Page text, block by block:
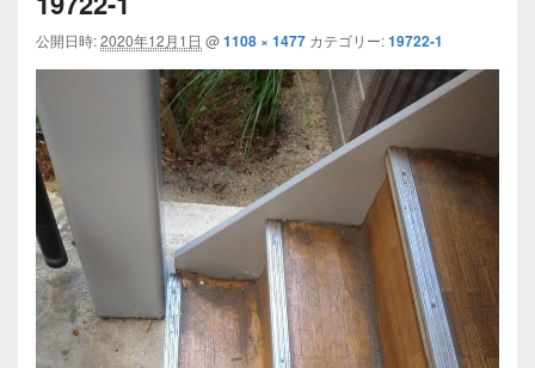
ビ
ゲ
ー
シ
ョ
ン
公開日時:2020年12月1日 @1108 × 1477 カテゴリー:19722-1